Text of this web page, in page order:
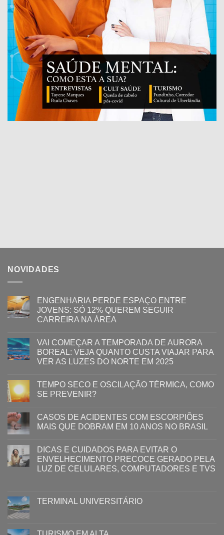
NOVIDADES
ENGENHARIA PERDE ESPAÇO ENTRE
JOVENS: SÓ 12% QUEREM SEGUIR
CARREIRA NA ÁREA
VAI COMEÇAR A TEMPORADA DE AURORA
BOREAL: VEJA QUANTO CUSTA VIAJAR PARA
VER AS LUZES DO NORTE EM 2025
TEMPO SECO E OSCILAÇÃO TÉRMICA, COMO
SE PREVENIR?
CASOS DE ACIDENTES COM ESCORPIÕES
MAIS QUE DOBRAM EM 10 ANOS NO BRASIL
DICAS E CUIDADOS PARA EVITAR O
ENVELHECIMENTO PRECOCE GERADO PELA
LUZ ​DE CELULARES, COMPUTADORES E TVS​​
TERMINAL UNIVERSITÁRIO